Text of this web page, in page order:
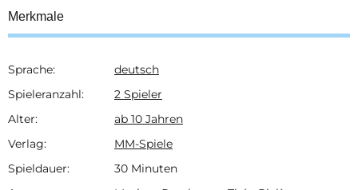
Merkmale
Produkteigenschaft
Wert
Sprache:
deutsch
Spieleranzahl:
2 Spieler
Alter:
ab 10 Jahren
Verlag:
MM-Spiele
Spieldauer:
30 Minuten